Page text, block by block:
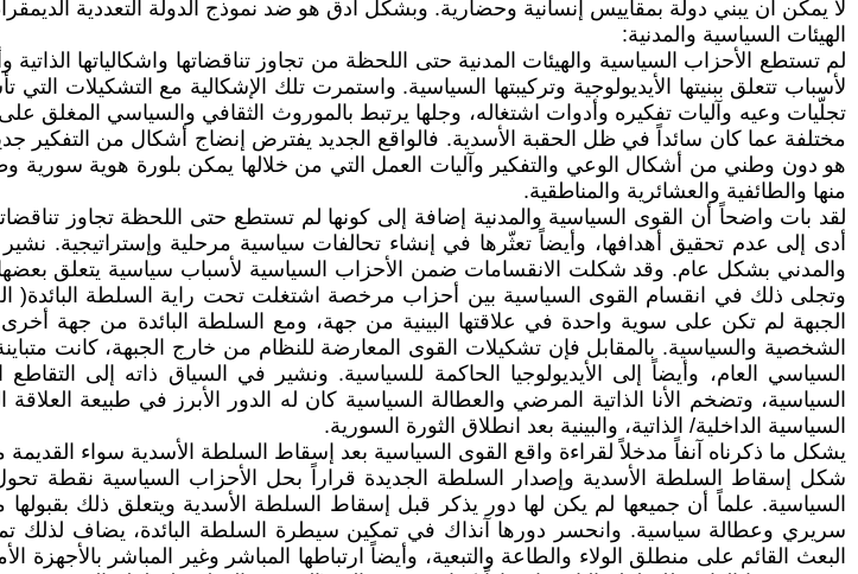
لا يمكن أن يبني دولة بمقاييس إنسانية وحضارية. وبشكل أدق هو ضد نموذج الدولة التعددية
الهيئات السياسية والمدنية:
لم تستطع الأحزاب السياسية والهيئات المدنية حتى اللحظة من تجاوز تناقضاتها واشكالياتها
لأسباب تتعلق ببنيتها الأيديولوجية وتركيبتها السياسية. واستمرت تلك الإشكالية مع
تجلّيات وعيه وآليات تفكيره وأدوات اشتغاله، وجلها يرتبط بالموروث الثقافي والسياسي
مختلفة عما كان سائداً في ظل الحقبة الأسدية. فالواقع الجديد يفترض إنضاج أشكال من
هو دون وطني من أشكال الوعي والتفكير وآليات العمل التي من خلالها يمكن بلورة هوية سورية
منها والطائفية والعشائرية والمناطقية.
لقد بات واضحاً أن القوى السياسية والمدنية إضافة إلى كونها لم تستطع حتى اللحظة تجاوز
أدى إلى عدم تحقيق أهدافها، وأيضاً تعثّرها في إنشاء تحالفات سياسية مرحلية وإستراتيجية.
والمدني بشكل عام. وقد شكلت الانقسامات ضمن الأحزاب السياسية لأسباب سياسية يتعلق
وتجلى ذلك في انقسام القوى السياسية بين أحزاب مرخصة اشتغلت تحت راية السلطة البائدة(
الجبهة لم تكن على سوية واحدة في علاقتها البينية من جهة، ومع السلطة البائدة من جهة أخرى.
الشخصية والسياسية. بالمقابل فإن تشكيلات القوى المعارضة للنظام من خارج الجبهة، كانت
السياسي العام، وأيضاً إلى الأيديولوجيا الحاكمة للسياسية. ونشير في السياق ذاته إلى
السياسية، وتضخم الأنا الذاتية المرضي والعطالة السياسية كان له الدور الأبرز في طبيعة
السياسية الداخلية/ الذاتية، والبينية بعد انطلاق الثورة السورية.
يشكل ما ذكرناه آنفاً مدخلاً لقراءة واقع القوى السياسية بعد إسقاط السلطة الأسدية سواء القديمة منها
شكل إسقاط السلطة الأسدية وإصدار السلطة الجديدة قراراً بحل الأحزاب السياسية نقطة
السياسية. علماً أن جميعها لم يكن لها دور يذكر قبل إسقاط السلطة الأسدية ويتعلق ذلك
سريري وعطالة سياسية. وانحسر دورها آنذاك في تمكين سيطرة السلطة البائدة، يضاف لذلك
البعث القائم على منطلق الولاء والطاعة والتبعية، وأيضاً ارتباطها المباشر وغير المباشر